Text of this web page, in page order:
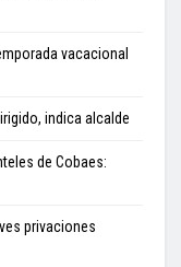
vacacional
indica alcalde
de Cobaes:
privaciones